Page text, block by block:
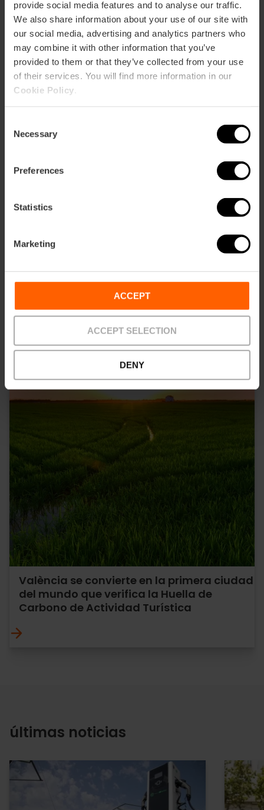
provide social media features and to analyse our traffic.
We also share information about your use of our site with
our social media, advertising and analytics partners who
may combine it with other information that you’ve
provided to them or that they’ve collected from your use
of their services. You will find more information in our
Cookie Policy
Selection
Necessary
Preferences
Statistics
Marketing
ACCEPT
ACCEPT SELECTION
DENY
6 alianzas hacia un turismo neutro en
València se convierte en la primera ciudad
del mundo que verifica la Huella de
Carbono de Actividad Turística
últimas noticias